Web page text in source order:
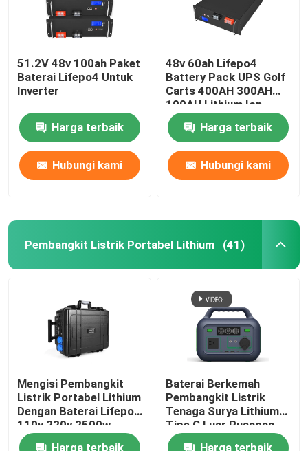
51.2V 48v 100ah Paket
Baterai Lifepo4 Untuk
Inverter
Harga terbaik
Hubungi kami
48v 60ah Lifepo4
Battery Pack UPS Golf
Carts 400AH 300AH
100AH ​​Lithium Ion
Harga terbaik
Hubungi kami
Pembangkit Listrik Portabel Lithium (41)
Mengisi Pembangkit
Listrik Portabel Lithium
Dengan Baterai Lifepo4
110v 220v 2500w
Harga terbaik
Baterai Berkemah
Pembangkit Listrik
Tenaga Surya Lithium
Tipe C Luar Ruangan
Input PD60W 300W
Harga terbaik